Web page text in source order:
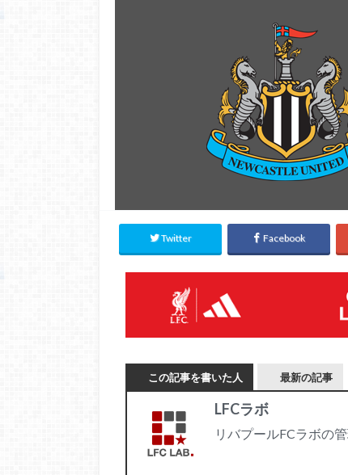
Twitter Facebook
この記事を書いた人 最新の記事
LFCラボ
リバプールFCラボの管